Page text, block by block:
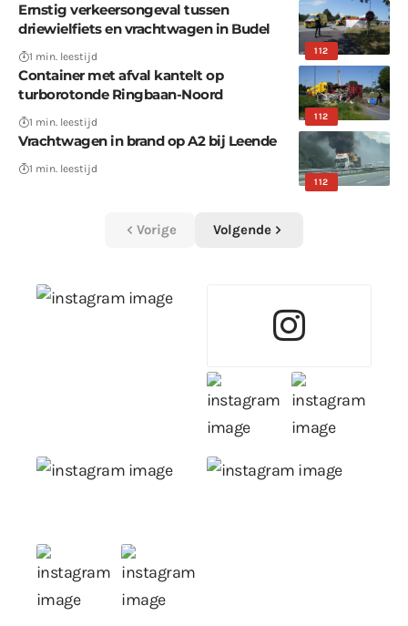
112
Ernstig verkeersongeval tussen
driewielfiets en vrachtwagen in Budel
1 min. leestijd
112
Container met afval kantelt op
turborotonde Ringbaan-Noord
1 min. leestijd
112
Vrachtwagen in brand op A2 bij Leende
1 min. leestijd
Vorige Volgende